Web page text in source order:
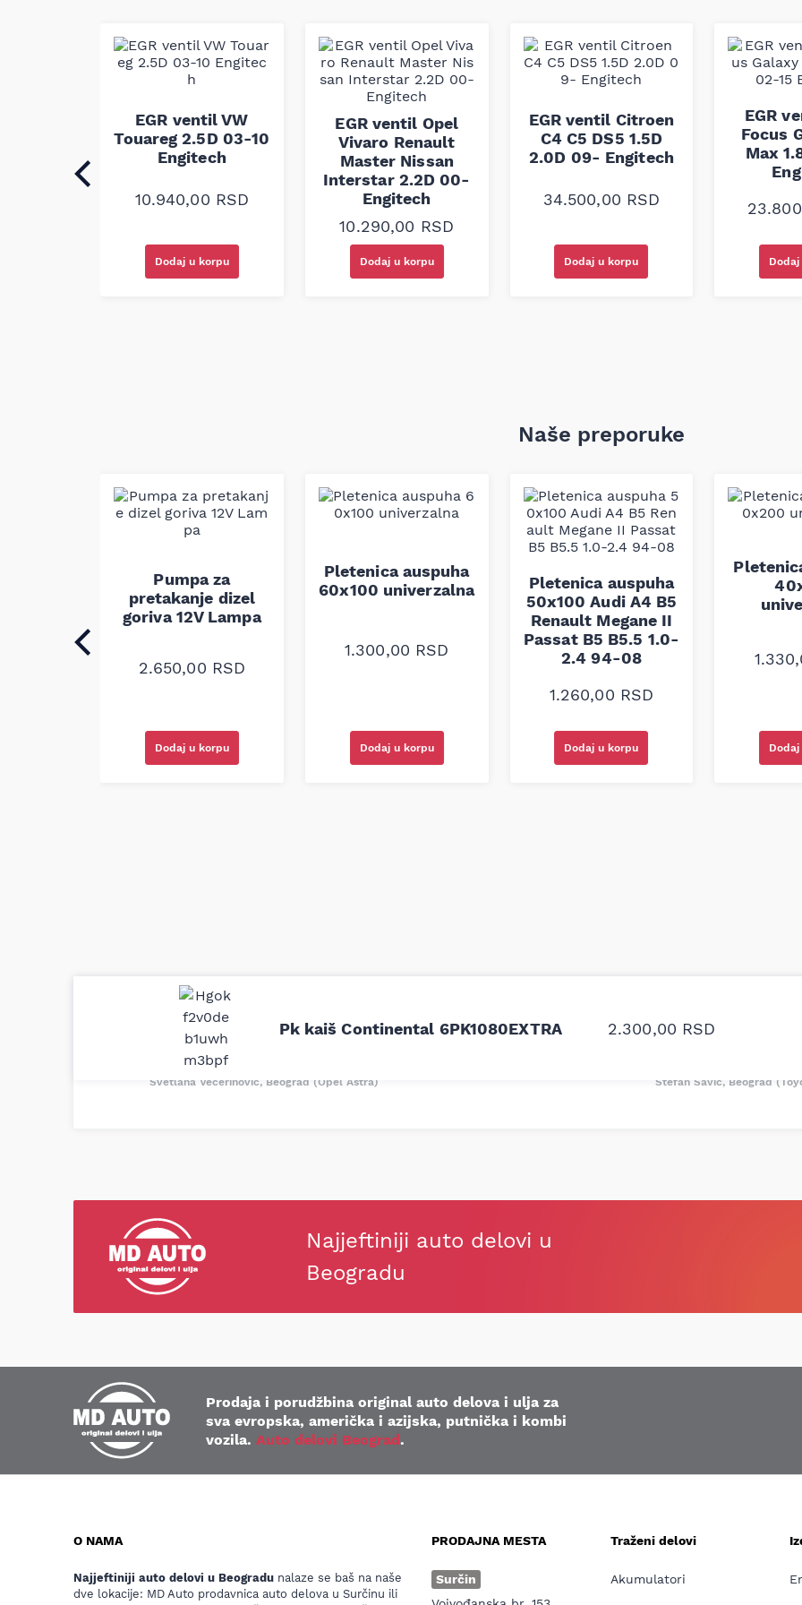
koje produžavaju vek trajanja kaiševa i održavaju stabilnu radnu
karakteristiku pod opterećenjem. Ovaj proizvod je izrađen prema
fabričkim standardima kvaliteta i dimenzija, što osigurava pouzdanu
zamenu originalnim delovima i usklađenost sa zahtevima vozila.
EGR ventil VW
Touareg 2.5D 03-10
Engitech
10.940,00 RSD
Dodaj u korpu
EGR ventil Opel
Vivaro Renault
Master Nissan
Interstar 2.2D 00-
Engitech
10.290,00 RSD
Dodaj u korpu
EGR ventil Citroen
C4 C5 DS5 1.5D
2.0D 09- Engitech
34.500,00 RSD
Dodaj u korpu
EGR
Focus
Max
Naše preporuke
Pumpa za
pretakanje dizel
goriva 12V Lampa
2.650,00 RSD
Dodaj u korpu
Pletenica auspuha
60x100 univerzalna
1.300,00 RSD
Dodaj u korpu
Pletenica auspuha
50x100 Audi A4 B5
Renault Megane II
Passat B5 B5.5 1.0-
2.4 94-08
1.260,00 RSD
Dodaj u korpu
Pk kaiš Continental 6PK1080EXTRA 2.300,00 RSD
Uporedila sam sve moguće online prodavnice auto delova i
definitivno najbolje cene su ovde. Kupila sam više puta auto
delove iz MD Auto. Uvek dobra preporuka za proizvođača i
odgovarajuću opremu. Sve pohvale!
Svetlana Večerinović, Beograd (Opel Astra)
Odlična usluga i
tačan naziv i tip
ali me je Miloš
Stefan Savić, Beograd
Najjeftiniji auto delovi u
Beogradu
Prodaja i porudžbina original auto delova i ulja za
sva evropska, američka i azijska, putnička i kombi
vozila. Auto delovi Beograd.
O NAMA
Najjeftiniji auto delovi u Beogradu nalaze se baš na naše
dve lokacije: MD Auto prodavnica auto delova u Surčinu ili
PRODAJNA MESTA
Surčin
Traženi delovi
Akumulatori